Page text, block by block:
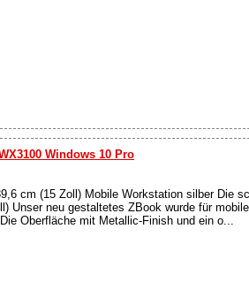
Windows 10 Pro
cm (15 Zoll) Mobile Workstation silber Die
Unser neu gestaltetes ZBook wurde für
Oberfläche mit Metallic-Finish und ein o...